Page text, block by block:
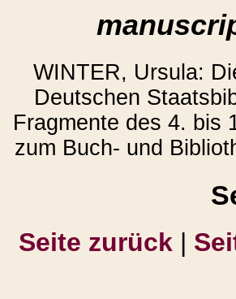
WINTER, Ursula:
Deutschen
Fragmente des 4. bis
zum Buch- und
Seite zurück |